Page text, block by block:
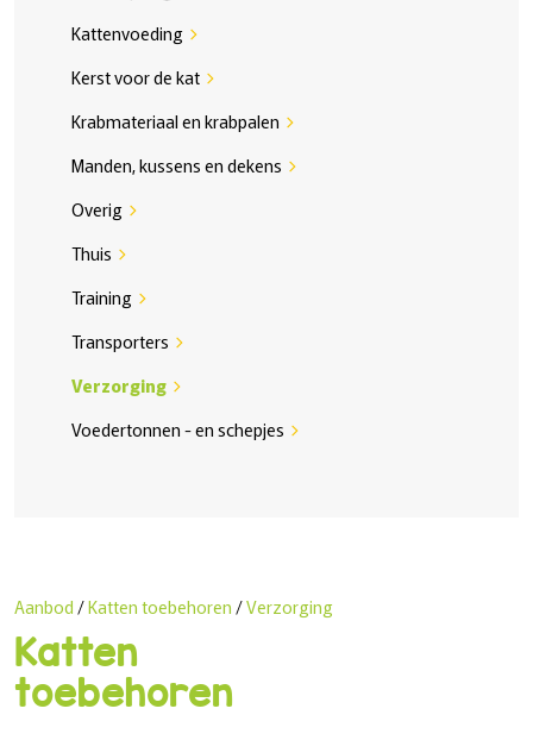
Kattenvoeding chevron_right
Kerst voor de kat chevron_right
Krabmateriaal en krabpalen chevron_right
Manden, kussens en dekens chevron_right
Overig chevron_right
Thuis chevron_right
Training chevron_right
Transporters chevron_right
Verzorging chevron_right
Voedertonnen - en schepjes chevron_right
Katten
toebehoren
Aanbod/Katten toebehoren/Verzorging